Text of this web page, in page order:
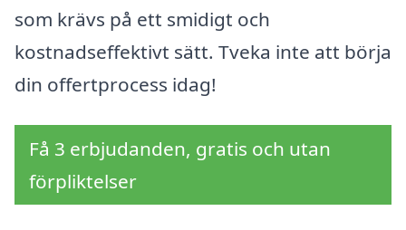
som krävs på ett smidigt och
kostnadseffektivt sätt. Tveka inte att börja
din offertprocess idag!
Få 3 erbjudanden, gratis och utan
förpliktelser